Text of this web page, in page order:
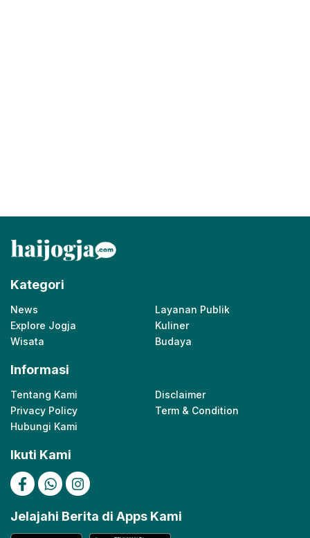
Kategori
News
Layanan Publik
Explore Jogja
Kuliner
Wisata
Budaya
Informasi
Tentang Kami
Disclaimer
Privacy Policy
Term & Condition
Hubungi Kami
Ikuti Kami
Jelajahi Berita di Apps Kami